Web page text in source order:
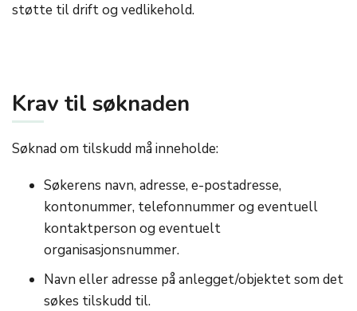
støtte til drift og vedlikehold.
Krav til søknaden
Søknad om tilskudd må inneholde:
Søkerens navn, adresse, e-postadresse,
kontonummer, telefonnummer og eventuell
kontaktperson og eventuelt
organisasjonsnummer.
Navn eller adresse på anlegget/objektet som det
søkes tilskudd til.